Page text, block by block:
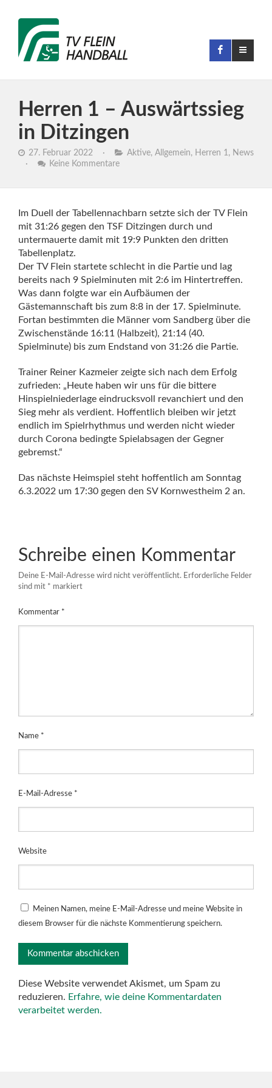
Herren 1 – Auswärtssieg
in Ditzingen
27. Februar 2022 · Aktive, Allgemein, Herren 1, News
·
Keine Kommentare
Im Duell der Tabellennachbarn setzte sich der TV Flein
mit 31:26 gegen den TSF Ditzingen durch und
untermauerte damit mit 19:9 Punkten den dritten
Tabellenplatz.
Der TV Flein startete schlecht in die Partie und lag
bereits nach 9 Spielminuten mit 2:6 im Hintertreffen.
Was dann folgte war ein Aufbäumen der
Gästemannschaft bis zum 8:8 in der 17. Spielminute.
Fortan bestimmten die Männer vom Sandberg über die
Zwischenstände 16:11 (Halbzeit), 21:14 (40.
Spielminute) bis zum Endstand von 31:26 die Partie.
Trainer Reiner Kazmeier zeigte sich nach dem Erfolg
zufrieden: „Heute haben wir uns für die bittere
Hinspielniederlage eindrucksvoll revanchiert und den
Sieg mehr als verdient. Hoffentlich bleiben wir jetzt
endlich im Spielrhythmus und werden nicht wieder
durch Corona bedingte Spielabsagen der Gegner
gebremst.“
Das nächste Heimspiel steht hoffentlich am Sonntag
6.3.2022 um 17:30 gegen den SV Kornwestheim 2 an.
Schreibe einen Kommentar
Deine E-Mail-Adresse wird nicht veröffentlicht. Erforderliche Felder
sind mit * markiert
Kommentar *
Name *
E-Mail-Adresse *
Website
Meinen Namen, meine E-Mail-Adresse und meine Website in
diesem Browser für die nächste Kommentierung speichern.
Diese Website verwendet Akismet, um Spam zu
reduzieren. Erfahre, wie deine Kommentardaten
verarbeitet werden.